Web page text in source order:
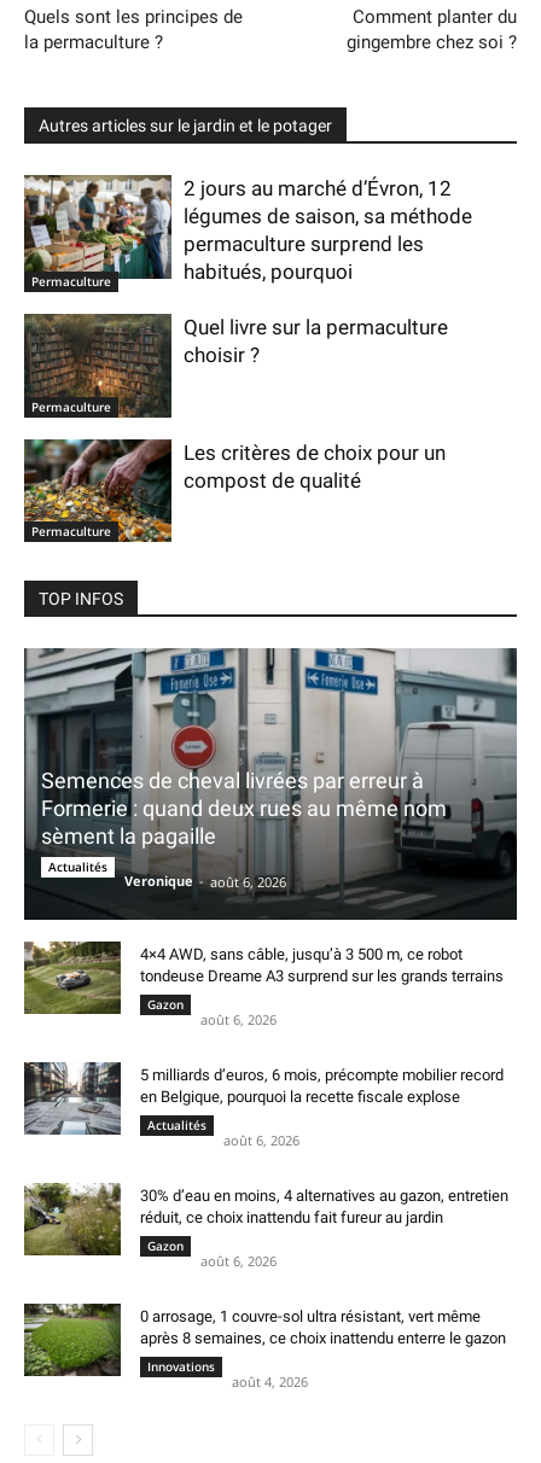
Quels sont les principes de
la permaculture ?
Comment planter du
gingembre chez soi ?
Autres articles sur le jardin et le potager
Permaculture
2 jours au marché d’Évron, 12
légumes de saison, sa méthode
permaculture surprend les
habitués, pourquoi
Permaculture
Quel livre sur la permaculture
choisir ?
Permaculture
Les critères de choix pour un
compost de qualité
TOP INFOS
Semences de cheval livrées par erreur à
Formerie : quand deux rues au même nom
sèment la pagaille
Actualités
Veronique - août 6, 2026
4×4 AWD, sans câble, jusqu’à 3 500 m, ce robot
tondeuse Dreame A3 surprend sur les grands terrains
Gazon
août 6, 2026
5 milliards d’euros, 6 mois, précompte mobilier record
en Belgique, pourquoi la recette fiscale explose
Actualités
août 6, 2026
30% d’eau en moins, 4 alternatives au gazon, entretien
réduit, ce choix inattendu fait fureur au jardin
Gazon
août 6, 2026
0 arrosage, 1 couvre-sol ultra résistant, vert même
après 8 semaines, ce choix inattendu enterre le gazon
Innovations
août 4, 2026